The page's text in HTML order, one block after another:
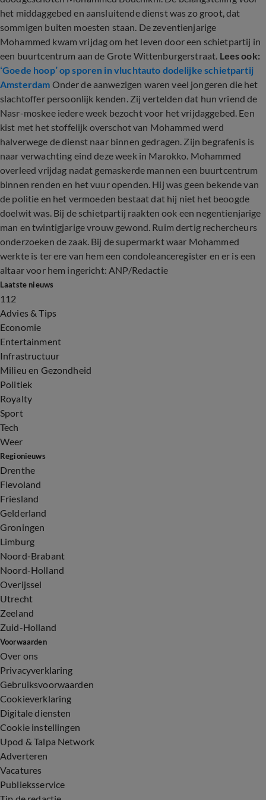
het middaggebed en aansluitende dienst was zo groot, dat
sommigen buiten moesten staan. De zeventienjarige
Mohammed kwam vrijdag om het leven door een schietpartij in
een buurtcentrum aan de Grote Wittenburgerstraat. Lees ook:
‘Goede hoop’ op sporen in vluchtauto dodelijke schietpartij
Amsterdam Onder de aanwezigen waren veel jongeren die het
slachtoffer persoonlijk kenden. Zij vertelden dat hun vriend de
Nasr-moskee iedere week bezocht voor het vrijdaggebed. Een
kist met het stoffelijk overschot van Mohammed werd
halverwege de dienst naar binnen gedragen. Zijn begrafenis is
naar verwachting eind deze week in Marokko. Mohammed
overleed vrijdag nadat gemaskerde mannen een buurtcentrum
binnen renden en het vuur openden. Hij was geen bekende van
de politie en het vermoeden bestaat dat hij niet het beoogde
doelwit was. Bij de schietpartij raakten ook een negentienjarige
man en twintigjarige vrouw gewond. Ruim dertig rechercheurs
onderzoeken de zaak. Bij de supermarkt waar Mohammed
werkte is ter ere van hem een condoleanceregister en er is een
altaar voor hem ingericht: ANP/Redactie
Laatste nieuws
112
Advies & Tips
Economie
Entertainment
Infrastructuur
Milieu en Gezondheid
Politiek
Royalty
Sport
Tech
Weer
Regionieuws
Drenthe
Flevoland
Friesland
Gelderland
Groningen
Limburg
Noord-Brabant
Noord-Holland
Overijssel
Utrecht
Zeeland
Zuid-Holland
Voorwaarden
Over ons
Privacyverklaring
Gebruiksvoorwaarden
Cookieverklaring
Digitale diensten
Cookie instellingen
Upod & Talpa Network
Adverteren
Vacatures
Publieksservice